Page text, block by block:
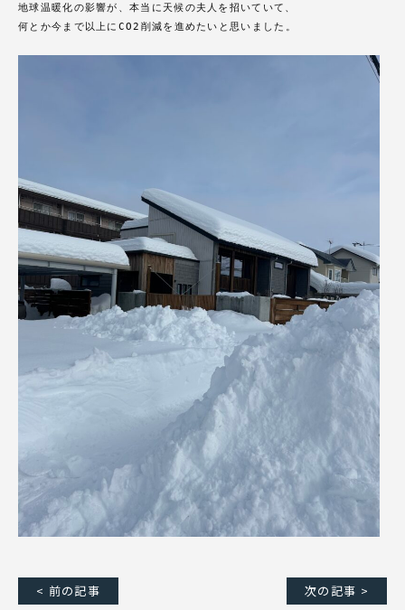
地球温暖化の影響が、本当に天候の夫人を招いていて、
何とか今まで以上にCO2削減を進めたいと思いました。
< 前の記事 次の記事 >